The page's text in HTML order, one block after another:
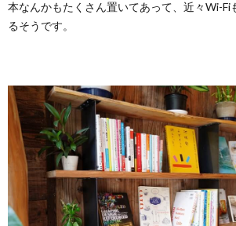
本なんかもたくさん置いてあって、近々Wi-Fi
るそうです。